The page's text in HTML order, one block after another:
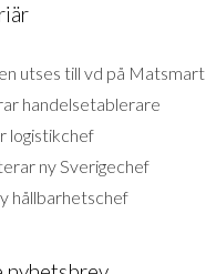
utses till vd på Matsmart
handelsetablerare
logistikchef
ny Sverigechef
hållbarhetschef